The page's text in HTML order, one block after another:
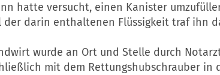
hatte versucht, einen Kanister
der darin enthaltenen Flüssigkeit traf ihn
wurde an Ort und Stelle durch
mit dem Rettungshubschrauber in